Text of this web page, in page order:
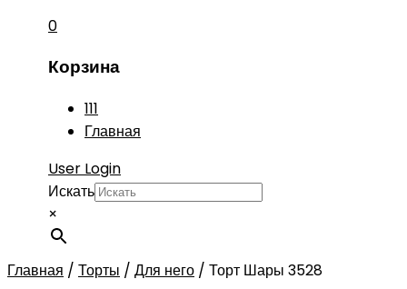
0
Корзина
111
Главная
User Login
Искать
×
Главная / Торты / Для него / Торт Шары 3528